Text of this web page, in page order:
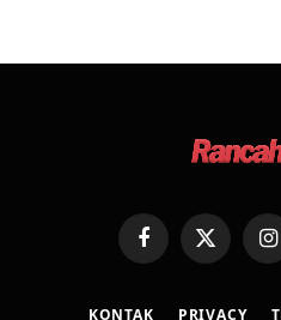
FacebookX
(Twitter)
KONTAK PRIVACY